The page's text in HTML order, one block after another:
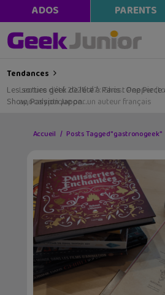
ADOS PARENTS
Tendances
Les sorties geek de l’été à Paris : One
Show, Passion Japon…
Accueil Posts Tagged "gastronogeek"